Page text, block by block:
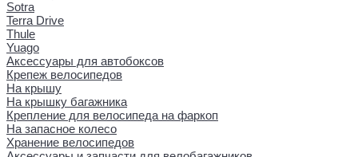
Sotra
Terra Drive
Thule
Yuago
Аксессуары для автобоксов
Крепеж велосипедов
На крышу
На крышку багажника
Крепление для велосипеда на фаркоп
На запасное колесо
Хранение велосипедов